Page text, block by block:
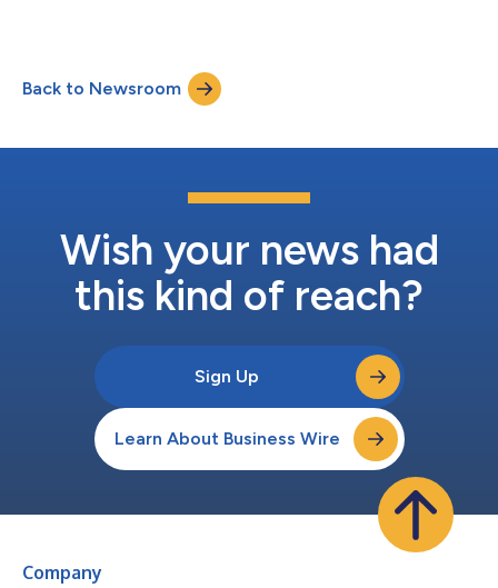
Infrastructures + 7,3 % ; croissance modérée de + 4,3 % pour
l’activité Biens de consommation, de + 2,3 % pour l’activité
Back to Newsroom
Wish your news had
this kind of reach?
Sign Up
Learn About Business Wire
Company